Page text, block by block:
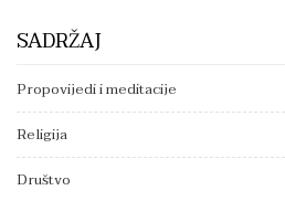
SADRŽAJ
Propovijedi i meditacije
Religija
Društvo